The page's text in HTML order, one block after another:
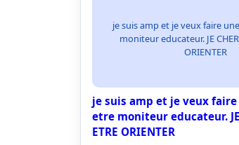
je suis amp et je veux faire
moniteur educateur. JE
ORIENTER
je suis amp et je veux
etre moniteur educateur. JE
ETRE ORIENTER